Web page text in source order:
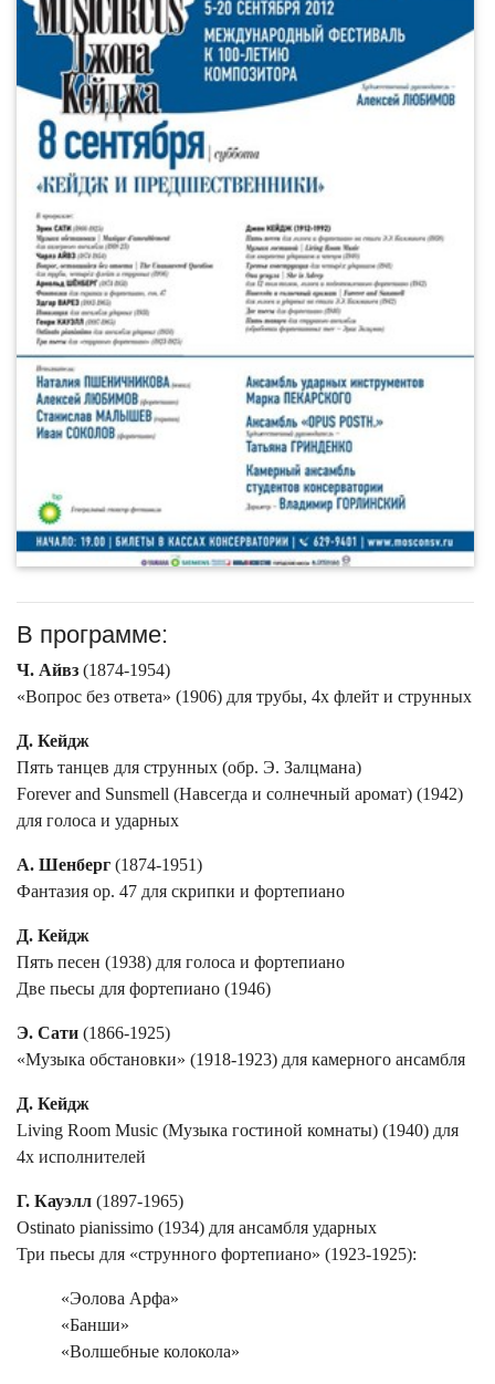
В программе:
Ч. Айвз (1874-1954)
«Вопрос без ответа» (1906) для трубы, 4х флейт и струнных
Д. Кейдж
Пять танцев для струнных (обр. Э. Залцмана)
Forever and Sunsmell (Навсегда и солнечный аромат) (1942)
для голоса и ударных
А. Шенберг (1874-1951)
Фантазия ор. 47 для скрипки и фортепиано
Д. Кейдж
Пять песен (1938) для голоса и фортепиано
Две пьесы для фортепиано (1946)
Э. Сати (1866-1925)
«Музыка обстановки» (1918-1923) для камерного ансамбля
Д. Кейдж
Living Room Music (Музыка гостиной комнаты) (1940) для
4х исполнителей
Г. Кауэлл (1897-1965)
Ostinato pianissimo (1934) для ансамбля ударных
Три пьесы для «струнного фортепиано» (1923-1925):
«Эолова Арфа»
«Банши»
«Волшебные колокола»